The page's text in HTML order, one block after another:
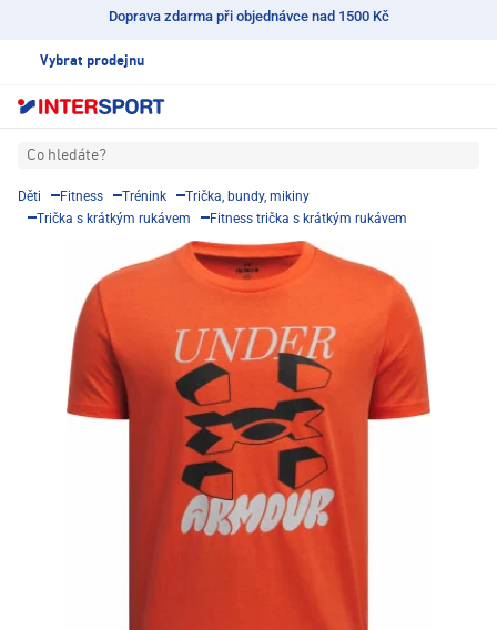
Doprava zdarma při objednávce nad 1500 Kč
Vybrat prodejnu
Co hledáte?
Děti Fitness Trénink
Trička, bundy, mikiny
Trička s krátkým rukávem
Fitness trička s krátkým rukávem